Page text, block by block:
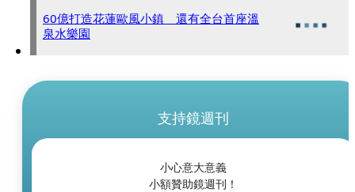
60億打造花蓮歐風小鎮 還有全台首座溫
泉水樂園
支持鏡週刊
小心意大意義
小額贊助鏡週刊！